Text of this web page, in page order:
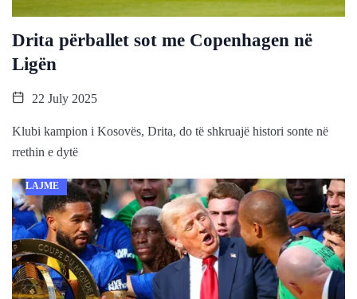
Drita përballet sot me Copenhagen në
Ligën
22 July 2025
Klubi kampion i Kosovës, Drita, do të shkruajë histori sonte në
rrethin e dytë
LAJME